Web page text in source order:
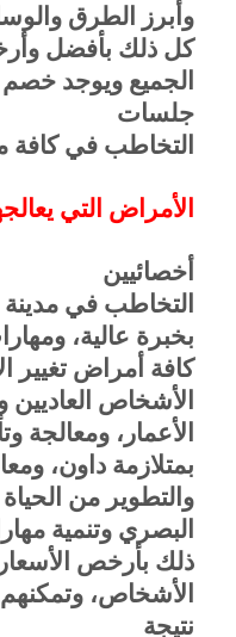
وأبرز الطرق
كل ذلك بأفضل
جلسات
التخاطب في كافة
الأمراض التي
أخصائيين
التخاطب في مدينة
بخبرة عالية،
كافة أمراض تغيير
الأشخاص العاديين
الأعمار، ومعالجة
بمتلازمة داون،
والتطوير من
البصري وتنمية
ذلك بأرخص
الأشخاص،
نتيجة